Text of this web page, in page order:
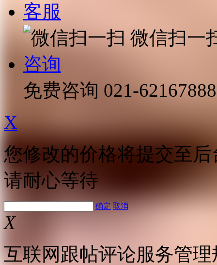
客服
微信扫一
咨询
免费咨询 021-62167888
X
您修改的价格将提交至
请耐心等待
确定 取消
X
互联网跟帖评论服务管理